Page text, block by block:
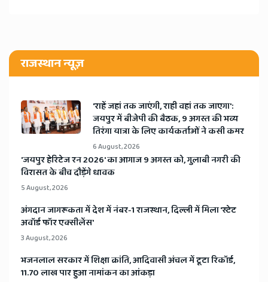
राजस्थान न्यूज़
'राहें जहां तक जाएंगी, राही वहां तक जाएगा':
जयपुर में बीजेपी की बैठक, 9 अगस्त की भव्य
तिरंगा यात्रा के लिए कार्यकर्ताओं ने कसी कमर
6 August, 2026
​'जयपुर हेरिटेज रन 2026' का आगाज 9 अगस्त को, गुलाबी नगरी की
विरासत के बीच दौड़ेंगे धावक
5 August, 2026
अंगदान जागरूकता में देश में नंबर-1 राजस्थान, दिल्ली में मिला 'स्टेट
अवॉर्ड फॉर एक्सीलेंस'
3 August, 2026
भजनलाल सरकार में शिक्षा क्रांति, आदिवासी अंचल में टूटा रिकॉर्ड,
11.70 लाख पार हुआ नामांकन का आंकड़ा